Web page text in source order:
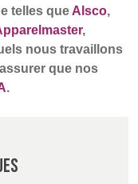
telles que Alsco,
,
nous travaillons
que nos
.